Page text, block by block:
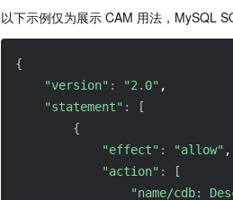
以下示例仅为展示 CAM 用法，MySQL
{
"version" : "2.0" ,
"statement" :
[
{
"effect" : "allow" ,
"action" :
[
"name/cdb: